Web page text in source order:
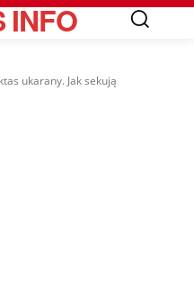
INFO
ukarany. Jak sekują